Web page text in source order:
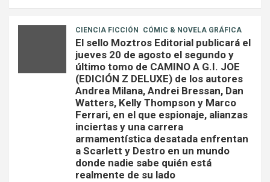
CIENCIA FICCIÓN CÓMIC & NOVELA GRÁFICA
El sello Moztros Editorial publicará el
jueves 20 de agosto el segundo y
último tomo de CAMINO A G.I. JOE
(EDICIÓN Z DELUXE) de los autores
Andrea Milana, Andrei Bressan, Dan
Watters, Kelly Thompson y Marco
Ferrari, en el que espionaje, alianzas
inciertas y una carrera
armamentística desatada enfrentan
a Scarlett y Destro en un mundo
donde nadie sabe quién está
realmente de su lado